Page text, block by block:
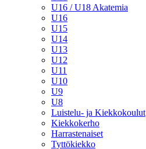
U16 / U18 Akatemia
U16
U15
U14
U13
U12
U11
U10
U9
U8
Luistelu- ja Kiekkokoulut
Kiekkokerho
Harrastenaiset
Tyttökiekko